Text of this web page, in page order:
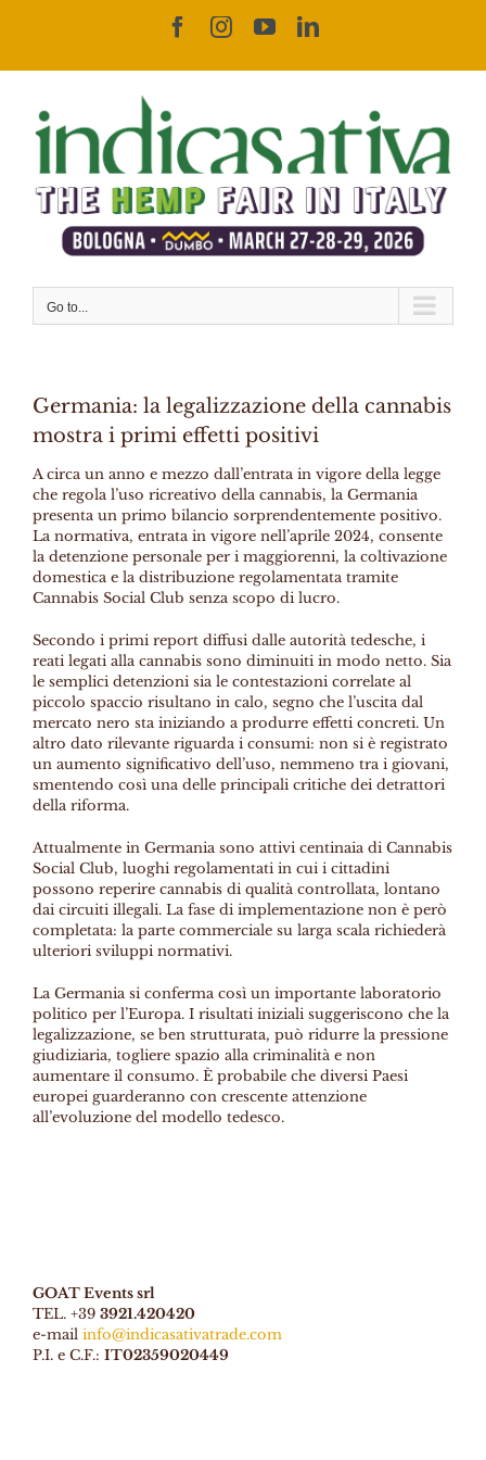
Facebook
Instagram
YouTubeLinkedIn
Go to...
Germania: la legalizzazione della cannabis
mostra i primi effetti positivi
A circa un anno e mezzo dall’entrata in vigore della legge
che regola l’uso ricreativo della cannabis, la Germania
presenta un primo bilancio sorprendentemente positivo.
La normativa, entrata in vigore nell’aprile 2024, consente
la detenzione personale per i maggiorenni, la coltivazione
domestica e la distribuzione regolamentata tramite
Cannabis Social Club senza scopo di lucro.
Secondo i primi report diffusi dalle autorità tedesche, i
reati legati alla cannabis sono diminuiti in modo netto. Sia
le semplici detenzioni sia le contestazioni correlate al
piccolo spaccio risultano in calo, segno che l’uscita dal
mercato nero sta iniziando a produrre effetti concreti. Un
altro dato rilevante riguarda i consumi: non si è registrato
un aumento significativo dell’uso, nemmeno tra i giovani,
smentendo così una delle principali critiche dei detrattori
della riforma.
Attualmente in Germania sono attivi centinaia di Cannabis
Social Club, luoghi regolamentati in cui i cittadini
possono reperire cannabis di qualità controllata, lontano
dai circuiti illegali. La fase di implementazione non è però
completata: la parte commerciale su larga scala richiederà
ulteriori sviluppi normativi.
La Germania si conferma così un importante laboratorio
politico per l’Europa. I risultati iniziali suggeriscono che la
legalizzazione, se ben strutturata, può ridurre la pressione
giudiziaria, togliere spazio alla criminalità e non
aumentare il consumo. È probabile che diversi Paesi
europei guarderanno con crescente attenzione
all’evoluzione del modello tedesco.
GOAT Events srl
TEL. +39 3921.420420
e-mail info@indicasativatrade.com
P.I. e C.F.: IT02359020449